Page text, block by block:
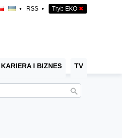
• RSS • Tryb EKO ✖
KARIERA I BIZNES TV